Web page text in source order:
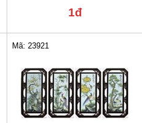
1đ
Mã: 23921